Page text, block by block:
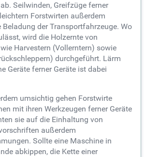
Seilwinden, Greifzüge ferner
Forstwirten außerdem
der Transportfahrzeuge. Wo
wird die Holzernte von
Harvestern (Vollerntern) sowie
durchgeführt. Lärm
Geräte ferner Geräte ist dabei
umsichtig gehen Forstwirte
mit ihren Werkzeugen ferner Geräte
sie auf die Einhaltung von
außerdem
Sollte eine Maschine in
abkippen, die Kette einer